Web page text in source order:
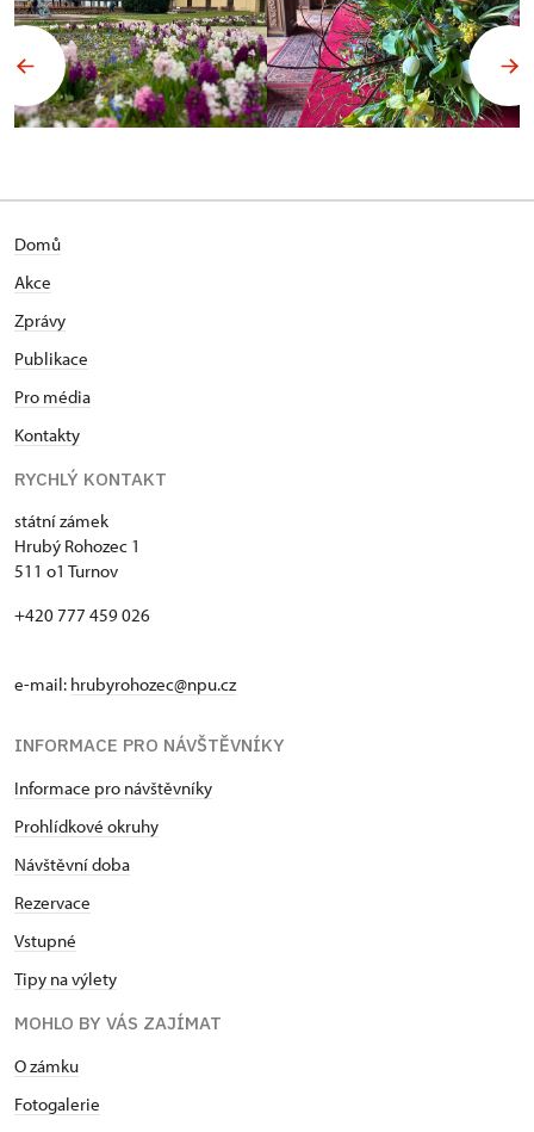
Domů
Akce
Zprávy
Publikace
Pro média
Kontakty
RYCHLÝ KONTAKT
státní zámek
Hrubý Rohozec 1
511 o1 Turnov
+420 777 459 026
e-mail: hrubyrohozec@npu.cz
INFORMACE PRO NÁVŠTĚVNÍKY
Informace pro návštěvníky
Prohlídkové okruhy
Návštěvní doba
Rezervace
Vstupné
Tipy na výlety
MOHLO BY VÁS ZAJÍMAT
O zámku
Fotogalerie